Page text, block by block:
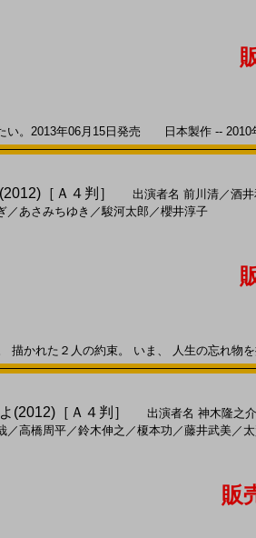
。2013年06月15日発売 日本製作 -- 2010
［Ａ４判］ 出演者名 前川清／酒
／あさみちゆき ／駿河太郎 ／櫻井淳子
描かれた２人の約束。 いま、 人生の忘れ
(2012)［Ａ４判］ 出演者名 神木隆之介
／高橋周平／鈴木伸之 ／榎本功 ／藤井武美／
販